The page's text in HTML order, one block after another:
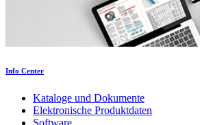
Info Center
Kataloge und Dokumente
Elektronische Produktdaten